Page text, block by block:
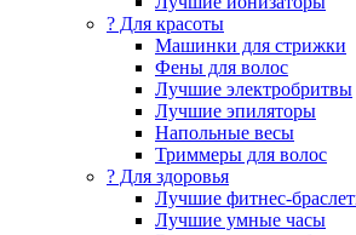
? Для красоты
Машинки для стрижки
Фены для волос
Лучшие электробритвы
Лучшие эпиляторы
Напольные весы
Триммеры для волос
? Для здоровья
Лучшие фитнес-
Лучшие умные часы